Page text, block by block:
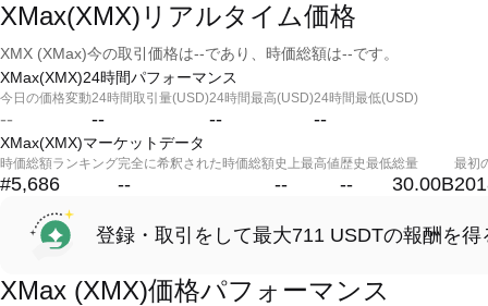
XMax(XMX)リアルタイム価格
XMX (XMax)今の取引価格は--であり、時価総額は--です。
XMax(XMX)24時間パフォーマンス
今日の価格変動
--
24時間取引量(USD)
--
24時間最高(USD)
--
24時間最低(USD)
--
XMax(XMX)マーケットデータ
時価総額ランキング
#5,686
完全に希釈された時価総額
--
史上最高値
--
歴史最低
--
総量
30.00B
最初
登録・取引をして最大711 USDTの報酬を得
XMax (XMX)価格パフォーマンス